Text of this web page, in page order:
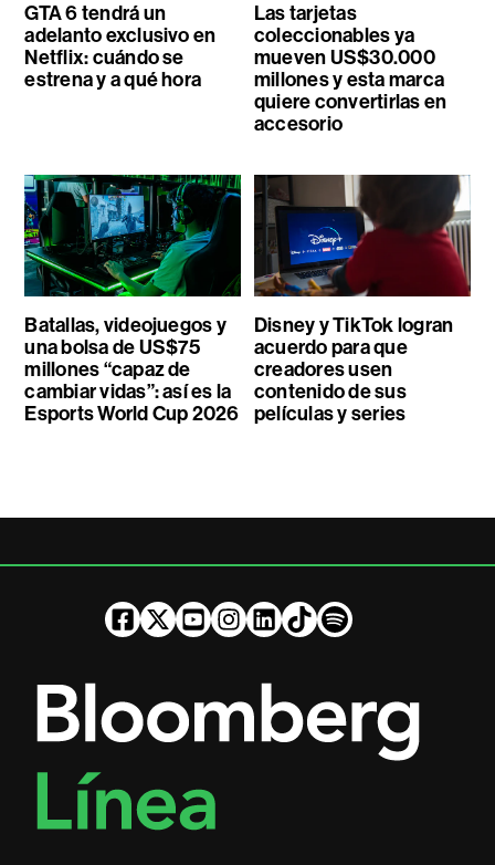
GTA 6 tendrá un
adelanto exclusivo en
Netflix: cuándo se
estrena y a qué hora
Las tarjetas
coleccionables ya
mueven US$30.000
millones y esta marca
quiere convertirlas en
accesorio
Batallas, videojuegos y
una bolsa de US$75
millones “capaz de
cambiar vidas”: así es la
Esports World Cup 2026
Disney y TikTok logran
acuerdo para que
creadores usen
contenido de sus
películas y series